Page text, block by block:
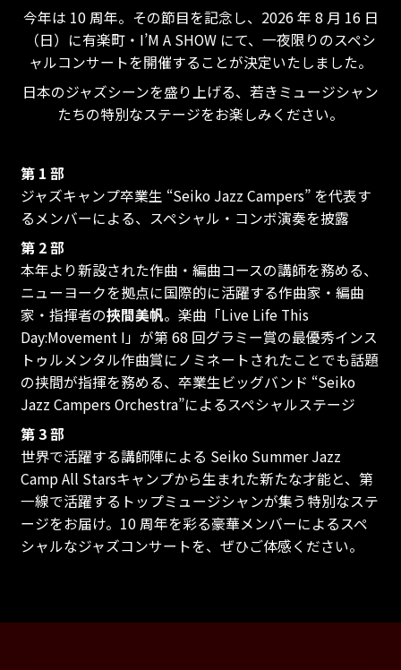
今年は 10 周年。その節目を記念し、2026 年 8 月 16 日
（日）に有楽町・I’M A SHOW にて、一夜限りのスペシ
ャルコンサートを開催することが決定いたしました。
日本のジャズシーンを盛り上げる、若きミュージシャン
たちの特別なステージをお楽しみください。
第 1 部
ジャズキャンプ卒業生 “Seiko Jazz Campers” を代表す
るメンバーによる、スペシャル・コンボ演奏を披露
第 2 部
本年より新設された作曲・編曲コースの講師を務める、
ニューヨークを拠点に国際的に活躍する作曲家・編曲
家・指揮者の挾間美帆。楽曲「Live Life This
Day:Movement I」が第 68 回グラミー賞の最優秀インス
トゥルメンタル作曲賞にノミネートされたことでも話題
の挟間が指揮を務める、卒業生ビッグバンド “Seiko
Jazz Campers Orchestra”によるスペシャルステージ
第 3 部
世界で活躍する講師陣による Seiko Summer Jazz
Camp All Starsキャンプから生まれた新たな才能と、第
一線で活躍するトップミュージシャンが集う特別なステ
ージをお届け。10 周年を彩る豪華メンバーによるスペ
シャルなジャズコンサートを、ぜひご体感ください。